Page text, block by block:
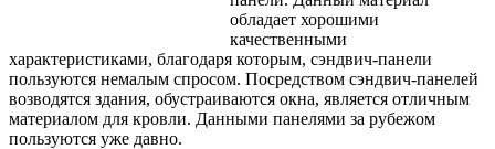
обладает хорошими
качественными
характеристиками, благодаря которым, сэндвич-панели
пользуются немалым спросом. Посредством сэндвич-панелей
возводятся здания, обустраиваются окна, является отличным
материалом для кровли. Данными панелями за рубежом
пользуются уже давно.